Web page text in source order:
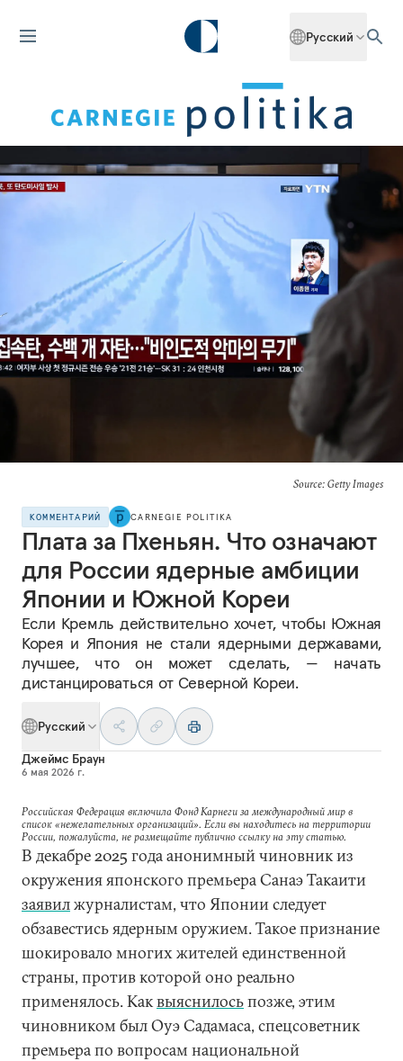
Русский
Source: Getty Images
КОММЕНТАРИЙ CARNEGIE POLITIKA
Плата за Пхеньян. Что означают
для России ядерные амбиции
Японии и Южной Кореи
Если Кремль действительно хочет, чтобы Южная
Корея и Япония не стали ядерными державами,
лучшее, что он может сделать, — начать
дистанцироваться от Северной Кореи.
Русский
Джеймс Браун
6 мая 2026 г.
Российская Федерация включила Фонд Карнеги за международный мир в
список «нежелательных организаций». Если вы находитесь на территории
России, пожалуйста, не размещайте публично ссылку на эту статью.
В декабре 2025 года анонимный чиновник из
окружения японского премьера Санаэ Такаити
заявилжурналистам, что Японии следует
обзавестись ядерным оружием. Такое признание
шокировало многих жителей единственной
страны, против которой оно реально
применялось. Каквыяснилосьпозже, этим
чиновником был Оуэ Садамаса, спецсоветник
премьера по вопросам национальной